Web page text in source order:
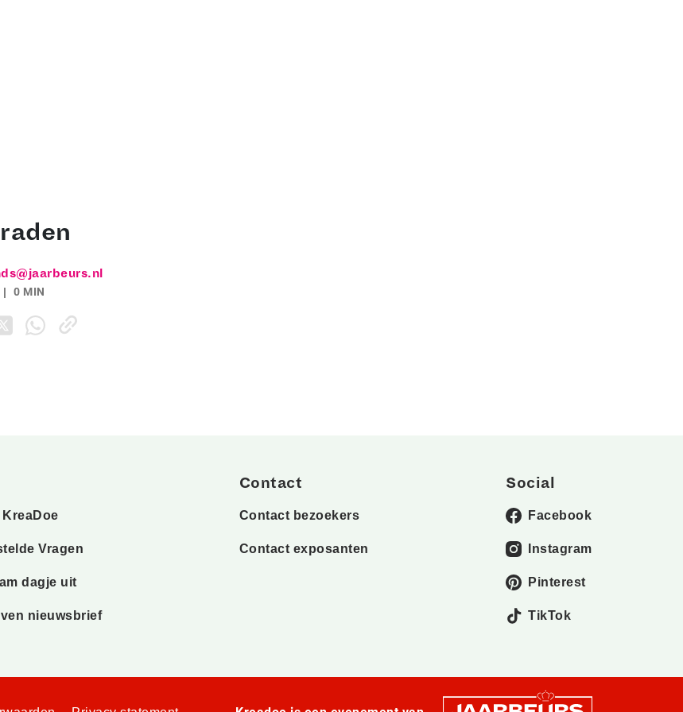
0 MIN
Vragen
dagje uit
nieuwsbrief
Contact
Contact bezoekers
Contact exposanten
Social
Facebook
Instagram
Pinterest
TikTok